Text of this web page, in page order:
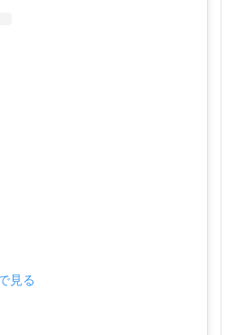
見る